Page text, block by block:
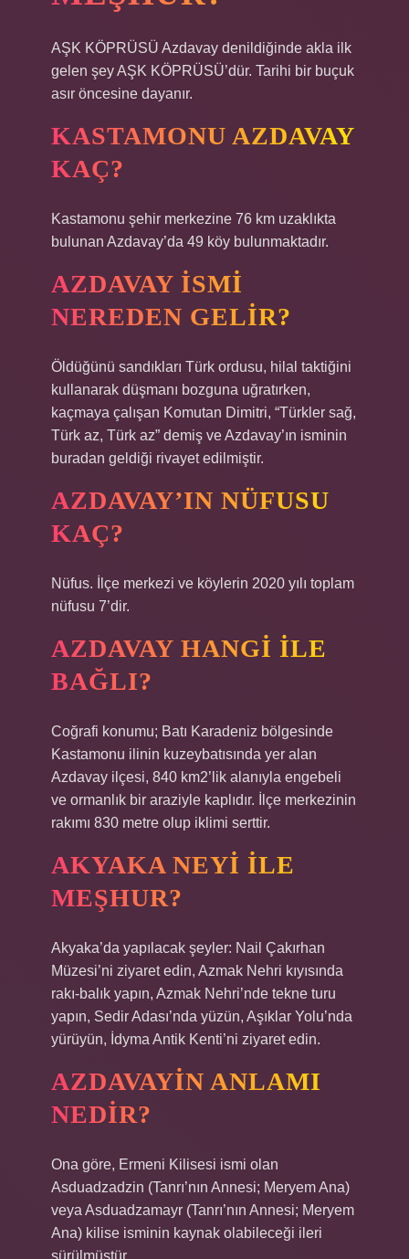
AŞK KÖPRÜSÜ Azdavay denildiğinde akla ilk
gelen şey AŞK KÖPRÜSÜ’dür. Tarihi bir buçuk
asır öncesine dayanır.
KASTAMONU AZDAVAY
KAÇ?
Kastamonu şehir merkezine 76 km uzaklıkta
bulunan Azdavay’da 49 köy bulunmaktadır.
AZDAVAY ISMI
NEREDEN GELIR?
Öldüğünü sandıkları Türk ordusu, hilal taktiğini
kullanarak düşmanı bozguna uğratırken,
kaçmaya çalışan Komutan Dimitri, “Türkler sağ,
Türk az, Türk az” demiş ve Azdavay’ın isminin
buradan geldiği rivayet edilmiştir.
AZDAVAY’IN NÜFUSU
KAÇ?
Nüfus. İlçe merkezi ve köylerin 2020 yılı toplam
nüfusu 7’dir.
AZDAVAY HANGI ILE
BAĞLI?
Coğrafi konumu; Batı Karadeniz bölgesinde
Kastamonu ilinin kuzeybatısında yer alan
Azdavay ilçesi, 840 km2’lik alanıyla engebeli
ve ormanlık bir araziyle kaplıdır. İlçe merkezinin
rakımı 830 metre olup iklimi serttir.
AKYAKA NEYI ILE
MEŞHUR?
Akyaka’da yapılacak şeyler: Nail Çakırhan
Müzesi’ni ziyaret edin, Azmak Nehri kıyısında
rakı-balık yapın, Azmak Nehri’nde tekne turu
yapın, Sedir Adası’nda yüzün, Aşıklar Yolu’nda
yürüyün, İdyma Antik Kenti’ni ziyaret edin.
AZDAVAYIN ANLAMI
NEDIR?
Ona göre, Ermeni Kilisesi ismi olan
Asduadzadzin (Tanrı’nın Annesi; Meryem Ana)
veya Asduadzamayr (Tanrı’nın Annesi; Meryem
Ana) kilise isminin kaynak olabileceği ileri
sürülmüştür.